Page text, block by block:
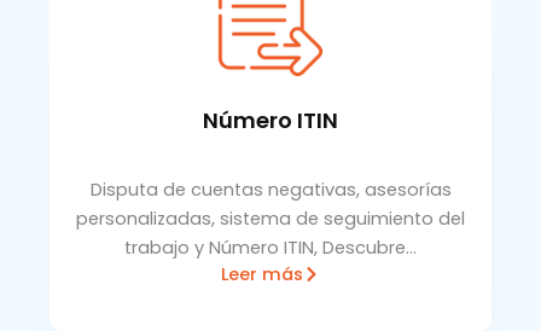
Número ITIN
Disputa de cuentas negativas, asesorías
personalizadas, sistema de seguimiento del
trabajo y Número ITIN, Descubre…
Leer más